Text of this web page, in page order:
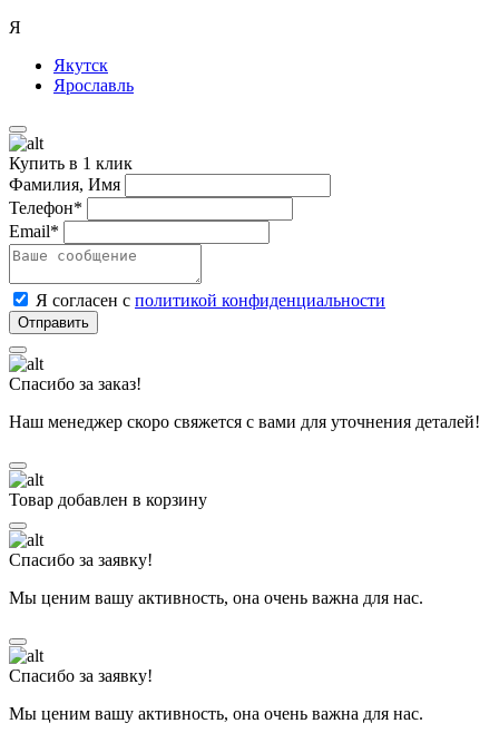
Я
Якутск
Ярославль
Купить в 1 клик
Фамилия, Имя
Телефон*
Email*
Я согласен с политикой конфиденциальности
Спасибо за заказ!
Наш менеджер скоро свяжется с вами для уточнения деталей!
Товар добавлен в корзину
Спасибо за заявку!
Мы ценим вашу активность, она очень важна для нас.
Спасибо за заявку!
Мы ценим вашу активность, она очень важна для нас.